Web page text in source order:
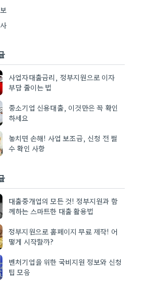
사업자대출금리, 정부지원으로 이자
부담 줄이는 법
중소기업 신용대출, 이것만은 꼭 확인
하세요
놓치면 손해! 사업 보조금, 신청 전 필
수 확인 사항
대출중개업의 모든 것! 정부지원과 함
께하는 스마트한 대출 활용법
정부지원으로 홈페이지 무료 제작! 어
떻게 시작할까?
벤처기업을 위한 국비지원 정보와 신청
팁 모음